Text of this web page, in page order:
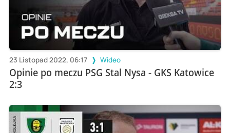
23 Listopad 2022, 06:17 Wideo
Opinie po meczu PSG Stal Nysa - GKS Katowice
2:3